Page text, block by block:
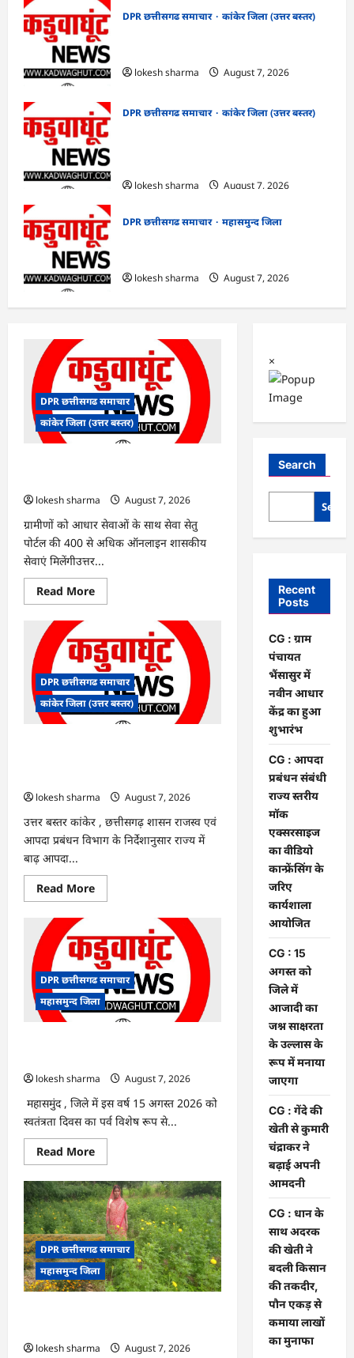
DPR छत्तीसगढ समाचार
कांकेर जिला (उत्तर बस्तर)
lokesh sharma
August 7, 2026
DPR छत्तीसगढ समाचार
कांकेर जिला (उत्तर बस्तर)
lokesh sharma
August 7, 2026
DPR छत्तीसगढ समाचार
महासमुन्द जिला
lokesh sharma
August 7, 2026
DPR छत्तीसगढ समाचार
कांकेर जिला (उत्तर बस्तर)
lokesh sharma
August 7, 2026
ग्रामीणों को आधार सेवाओं के साथ सेवा सेतु
पोर्टल की 400 से अधिक ऑनलाइन शासकीय
सेवाएं मिलेंगीउत्तर...
Read MoreRead
more
ग्राम
पंचायत
भैंसासुर
में
नवीन
आधार
केंद्र
DPR छत्तीसगढ समाचार
कांकेर जिला (उत्तर बस्तर)
lokesh sharma
August 7, 2026
उत्तर बस्तर कांकेर , छत्तीसगढ़ शासन राजस्व एवं
आपदा प्रबंधन विभाग के निर्देशानुसार राज्य में
बाढ़ आपदा...
Read MoreRead
more
आपदा
प्रबंधन
संबंधी
राज्य
स्तरीय
मॉक
एक्सरसाइज
कार्यशाला
आयोजित
DPR छत्तीसगढ समाचार
महासमुन्द जिला
lokesh sharma
August 7, 2026
महासमुंद , जिले में इस वर्ष 15 अगस्त 2026 को
स्वतंत्रता दिवस का पर्व विशेष रूप से...
Read MoreRead
more
CG
:
15
अगस्त
को
जिले
में
आजादी
का
जश्न
साक्षरता
में
DPR छत्तीसगढ समाचार
महासमुन्द जिला
lokesh sharma
August 7, 2026
×
Search
Recent
Posts
CG : ग्राम
पंचायत
भैंसासुर में
नवीन आधार
केंद्र का हुआ
शुभारंभ
CG : आपदा
प्रबंधन संबंधी
राज्य स्तरीय
मॉक
एक्सरसाइज
का वीडियो
कान्फ्रेंसिंग के
जरिए
कार्यशाला
आयोजित
CG : 15
अगस्त को
जिले में
आजादी का
जश्न साक्षरता
के उल्लास के
रूप में मनाया
जाएगा
CG : गेंदे की
खेती से कुमारी
चंद्राकर ने
बढ़ाई अपनी
आमदनी
CG : धान के
साथ अदरक
की खेती ने
बदली किसान
की तकदीर,
पौन एकड़ से
कमाया लाखों
का मुनाफा